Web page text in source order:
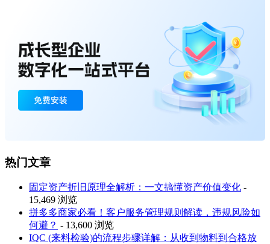
热门文章
固定资产折旧原理全解析：一文搞懂资产价值变化 -
15,469 浏览
拼多多商家必看！客户服务管理规则解读，违规风险如
何避？ - 13,600 浏览
IQC (来料检验)的流程步骤详解：从收到物料到合格放